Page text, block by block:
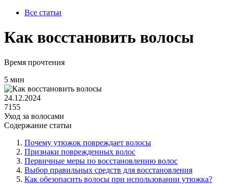
Все статьи
Как восстановить волосы
Время прочтения
5 мин
24.12.2024
7155
Уход за волосами
Содержание статьи
Почему утюжок повреждает волосы
Признаки поврежденных волос
Первичные меры по восстановлению волос
Выбор правильных средств для восстановления
Как обезопасить волосы при использовании утюжка?